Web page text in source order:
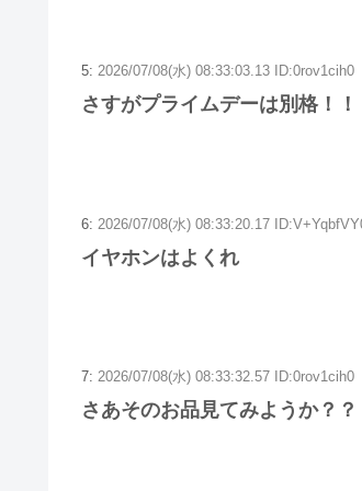
5: 2026/07/08(水) 08:33:03.13 ID:0rov1cih0
さすがプライムデーは別格！
6: 2026/07/08(水) 08:33:20.17
イヤホンはよくれ
7: 2026/07/08(水) 08:33:32.57 ID:0rov1cih0
さあそのお品見てみようか？？